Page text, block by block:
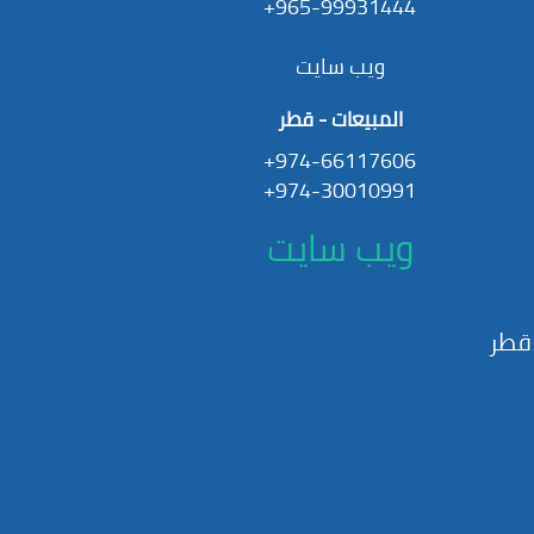
ويب سايت
المبيعات - قطر
974-66117606+
974-30010991+
ويب سايت
قطر